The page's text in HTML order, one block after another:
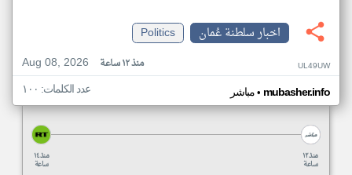
اخبار سلطنة عُمان
Politics
Aug 08, 2026
منذ ١٢ ساعة UL49UW
مباشر• mubasher.info عدد الكلمات: ١٠٠
منذ ١٤
ساعة
منذ ١٢
ساعة